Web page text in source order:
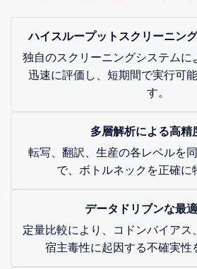
ハイスループットスクリーニン
独自のスクリーニングシステムに
迅速に評価し、短期間で実行可
す。
多層解析による高精
転写、翻訳、生産の各レベルを
で、ボトルネックを正確に
データドリブンな最
定量比較により、コドンバイアス
宿主毒性に起因する不確実性